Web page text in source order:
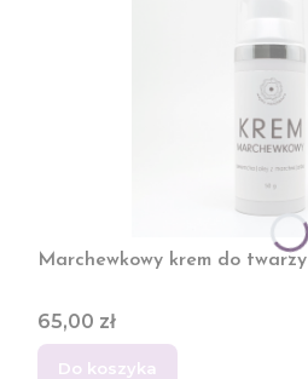
Marchewkowy krem do twarzy
Cena
65,00 zł
Do koszyka